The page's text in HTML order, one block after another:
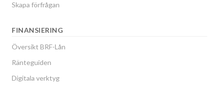
Skapa förfrågan
FINANSIERING
Översikt BRF-Lån
Ränteguiden
Digitala verktyg